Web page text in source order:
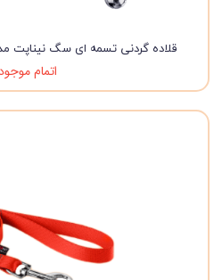
قلاده گردنی تسمه ای سگ نیناپت مدل
اتمام